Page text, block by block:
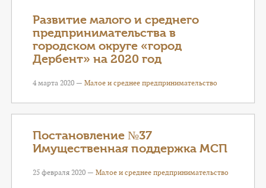
Развитие малого и среднего
предпринимательства в
городском округе «город
Дербент» на 2020 год
4 марта 2020 — Малое и среднее предпринимательство
Постановление №37
Имущественная поддержка МСП
25 февраля 2020 — Малое и среднее предпринимательство